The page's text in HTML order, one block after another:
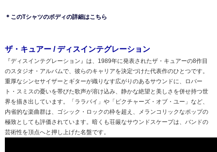
＊このTシャツのボディの詳細はこちら
ザ・キュアー / ディスインテグレーション
『ディスインテグレーション』は、1989年に発表されたザ・キュアーの8作目
のスタジオ・アルバムで、彼らのキャリアを決定づけた代表作のひとつです。
重厚なシンセサイザーとギターが織りなす広がりのあるサウンドに、ロバー
ト・スミスの憂いを帯びた歌声が溶け込み、静かな絶望と美しさを併せ持つ世
界を描き出しています。「ララバイ」や「ピクチャーズ・オブ・ユー」など、
内省的な楽曲群は、ゴシック・ロックの枠を超え、メランコリックなポップの
極致としても評価されています。暗くも荘厳なサウンドスケープは、バンドの
芸術性を頂点へと押し上げた名盤です。